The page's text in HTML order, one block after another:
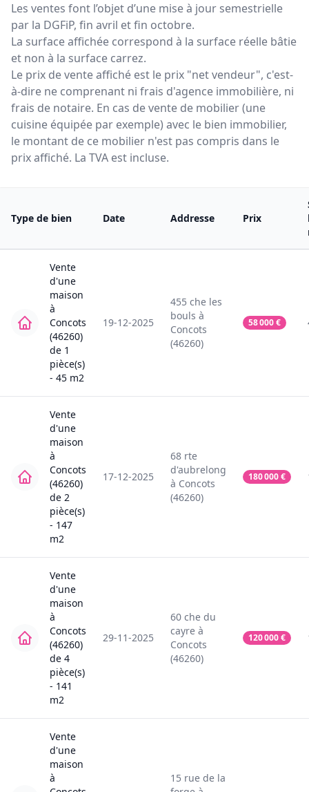
Les ventes font l’objet d’une mise à jour semestrielle
par la DGFiP, fin avril et fin octobre.
La surface affichée correspond à la surface réelle bâtie
et non à la surface carrez.
Le prix de vente affiché est le prix "net vendeur", c'est-
à-dire ne comprenant ni frais d'agence immobilière, ni
frais de notaire. En cas de vente de mobilier (une
cuisine équipée par exemple) avec le bien immobilier,
le montant de ce mobilier n'est pas compris dans le
prix affiché. La TVA est incluse.
Type de bien Date Addresse Prix
Vente
d'une
maison
à
Concots
(46260)
de 1
pièce(s)
- 45 m2
19-12-2025
455 che les
bouls à
Concots
(46260)
58 000€
Vente
d'une
maison
à
Concots
(46260)
de 2
pièce(s)
- 147
m2
17-12-2025
68 rte
d'aubrelong
à Concots
(46260)
180 000€
Vente
d'une
maison
à
Concots
(46260)
de 4
pièce(s)
- 141
m2
29-11-2025
60 che du
cayre à
Concots
(46260)
120 000€
Vente
d'une
maison
à
15 rue de la